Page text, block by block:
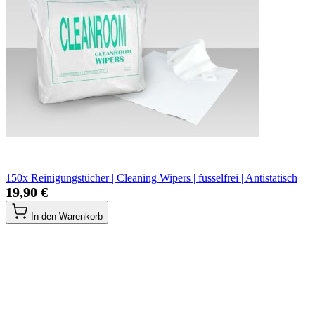
150x Reinigungstücher | Cleaning Wipers | fusselfrei | Antistatisch
19,90 €
In den Warenkorb